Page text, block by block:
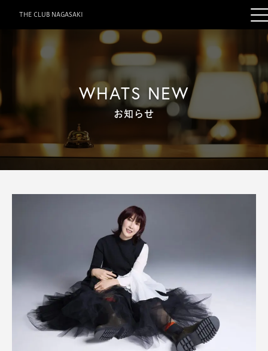
THE CLUB NAGASAKI
WHATS NEW
お知らせ